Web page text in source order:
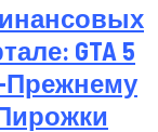
GTA 5
Прежнему